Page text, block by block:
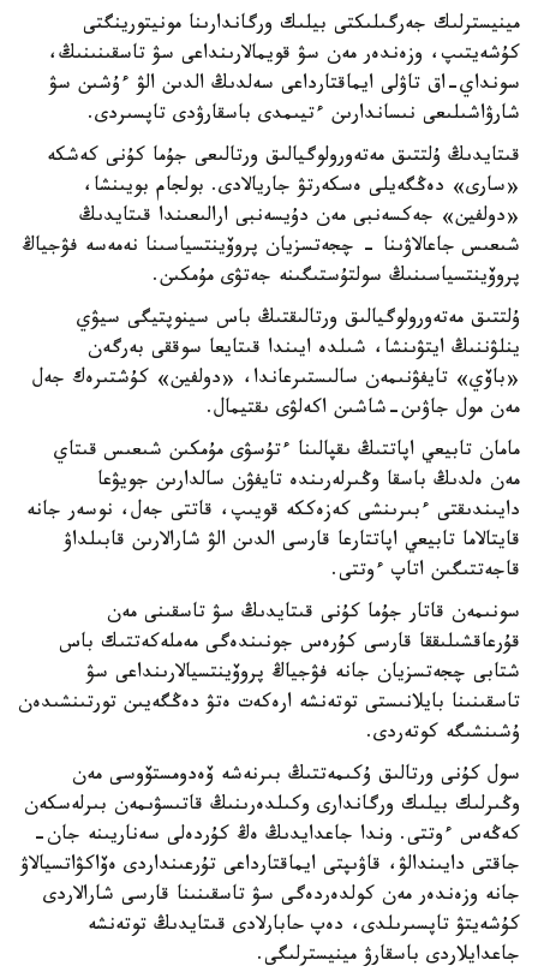
مينيسترلىك جەرگىلىكتى بيلىك ورگاندارىنا مونيتورينگتى
كۇشەيتىپ، وزەندەر مەن سۋ قويمالارىنداعى سۋ تاسقىنىنىڭ،
سونداي-اق تاۋلى ايماقتارداعى سەلدىڭ الدىن الۋ ءۇشىن سۋ
شارۋاشىلىعى نىساندارىن ءتيىمدى باسقارۋدى تاپسىردى.
قىتايدىڭ ۇلتتىق مەتەورولوگيالىق ورتالىعى جۇما كۇنى كەشكە
«سارى» دەڭگەيلى ەسكەرتۋ جاريالادى. بولجام بويىنشا،
«دولفين» جەكسەنبى مەن دۇيسەنبى ارالىعىندا قىتايدىڭ
شىعىس جاعالاۋىنا - چجەتسزيان پروۆينتسياسىنا نەمەسە فۋجياڭ
پروۆينتسياسىنىڭ سولتۇستىگىنە جەتۋى مۇمكىن.
ۇلتتىق مەتەورولوگيالىق ورتالىقتىڭ باس سينوپتيگى سيۋي
ينلۋننىڭ ايتۋىنشا، شىلدە ايىندا قىتايعا سوققى بەرگەن
«باۆي» تايفۋنىمەن سالىستىرعاندا، «دولفين» كۇشتىرەك جەل
مەن مول جاۋىن-شاشىن اكەلۋى ىقتيمال.
مامان تابيعي اپاتتىڭ ىقپالىنا ءتۇسۋى مۇمكىن شىعىس قىتاي
مەن ەلدىڭ باسقا وڭىرلەرىندە تايفۋن سالدارىن جويۋعا
دايىندىقتى ءبىرىنشى كەزەككە قويىپ، قاتتى جەل، نوسەر جانە
قايتالاما تابيعي اپاتتارعا قارسى الدىن الۋ شارالارىن قابىلداۋ
قاجەتتىگىن اتاپ ءوتتى.
سونىمەن قاتار جۇما كۇنى قىتايدىڭ سۋ تاسقىنى مەن
قۇرعاقشىلىققا قارسى كۇرەس جونىندەگى مەملەكەتتىك باس
شتابى چجەتسزيان جانە فۋجياڭ پروۆينتسيالارىنداعى سۋ
تاسقىنىنا بايلانىستى توتەنشە ارەكەت ەتۋ دەڭگەيىن تورتىنشىدەن
ۇشىنشىگە كوتەردى.
سول كۇنى ورتالىق ۇكىمەتتىڭ بىرنەشە ۆەدومستۆوسى مەن
وڭىرلىك بيلىك ورگاندارى وكىلدەرىنىڭ قاتىسۋىمەن بىرلەسكەن
كەڭەس ءوتتى. وندا جاعدايدىڭ ەڭ كۇردەلى سەناريىنە جان-
جاقتى دايىندالۋ، قاۋىپتى ايماقتارداعى تۇرعىنداردى ەۆاكۋاتسيالاۋ
جانە وزەندەر مەن كولدەردەگى سۋ تاسقىنىنا قارسى شارالاردى
كۇشەيتۋ تاپسىرىلدى، دەپ حابارلادى قىتايدىڭ توتەنشە
جاعدايلاردى باسقارۋ مينيسترلىگى.